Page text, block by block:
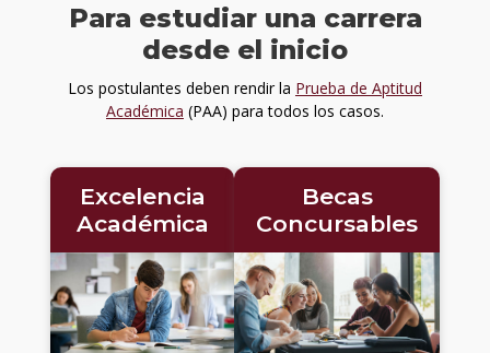
Para estudiar una carrera
desde el inicio
Los postulantes deben rendir la Prueba de Aptitud
Académica (PAA) para todos los casos.
Excelencia
Académica
Becas
Concursables